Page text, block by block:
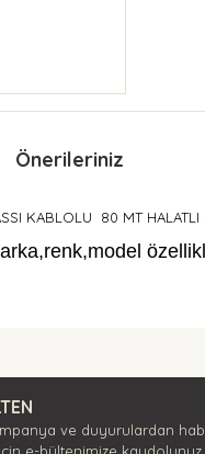
Önerileriniz
KABLOLU 80 MT
ve duyurulardan
e-bültenimize kaydolunuz.